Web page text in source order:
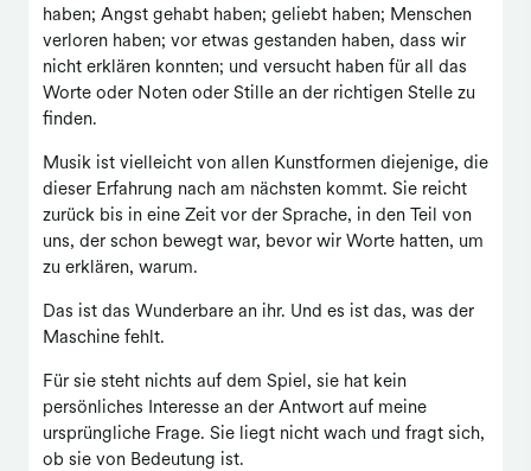
haben; Angst gehabt haben; geliebt haben; Menschen
verloren haben; vor etwas gestanden haben, dass wir
nicht erklären konnten; und versucht haben für all das
Worte oder Noten oder Stille an der richtigen Stelle zu
finden.
Musik ist vielleicht von allen Kunstformen diejenige, die
dieser Erfahrung nach am nächsten kommt. Sie reicht
zurück bis in eine Zeit vor der Sprache, in den Teil von
uns, der schon bewegt war, bevor wir Worte hatten, um
zu erklären, warum.
Das ist das Wunderbare an ihr. Und es ist das, was der
Maschine fehlt.
Für sie steht nichts auf dem Spiel, sie hat kein
persönliches Interesse an der Antwort auf meine
ursprüngliche Frage. Sie liegt nicht wach und fragt sich,
ob sie von Bedeutung ist.